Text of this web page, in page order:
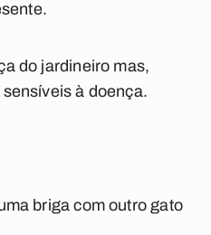
do jardineiro mas,
à doença.
briga com outro gato